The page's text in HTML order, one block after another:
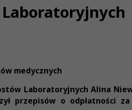
medycznych
Laboratoryjnych Alina
przepisów o odpłatności